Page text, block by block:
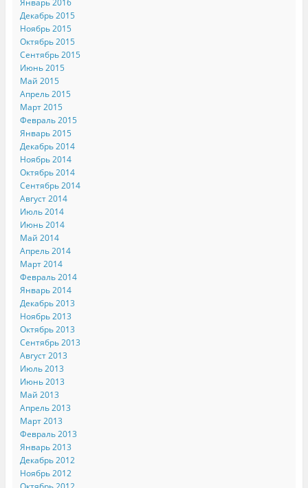
Декабрь 2015
Ноябрь 2015
Октябрь 2015
Сентябрь 2015
Июнь 2015
Май 2015
Апрель 2015
Март 2015
Февраль 2015
Январь 2015
Декабрь 2014
Ноябрь 2014
Октябрь 2014
Сентябрь 2014
Август 2014
Июль 2014
Июнь 2014
Май 2014
Апрель 2014
Март 2014
Февраль 2014
Январь 2014
Декабрь 2013
Ноябрь 2013
Октябрь 2013
Сентябрь 2013
Август 2013
Июль 2013
Июнь 2013
Май 2013
Апрель 2013
Март 2013
Февраль 2013
Январь 2013
Декабрь 2012
Ноябрь 2012